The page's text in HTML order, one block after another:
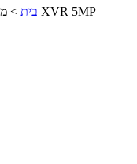
בית > מערכת הקלטה למצלמות אבטחה ל- 8 ערוצים XVR 5MP